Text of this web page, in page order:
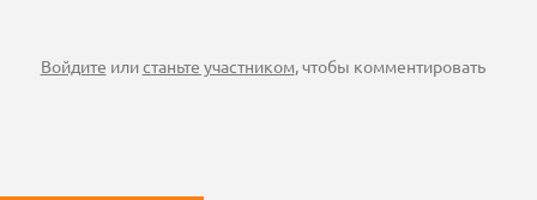
Войдите илистаньте участником, чтобы комментировать